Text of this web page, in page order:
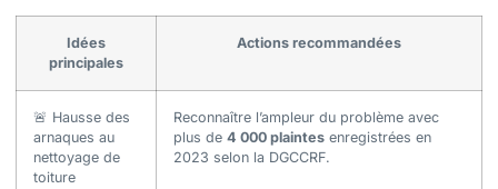
Idées
principales
Actions recommandées
🚨 Hausse des
arnaques au
nettoyage de
toiture
Reconnaître l’ampleur du problème avec
plus de 4 000 plaintes enregistrées en
2023 selon la DGCCRF.